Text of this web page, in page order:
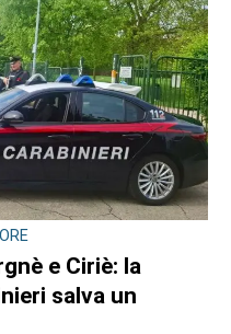
e Ciriè: la
salva un